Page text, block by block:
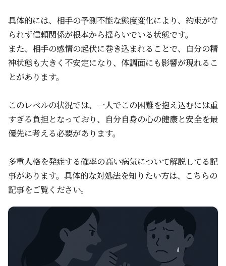
具体的には、相手の予測不能な態度変化により、約束が守
られず信頼関係が根本から揺らいでいる状態です。
また、相手の感情の起伏に巻き込まれることで、自分の精
神状態も大きく不安定になり、体調面にも影響が現れるこ
とがあります。
このレベルの状況では、一人でこの困難を抱え込むには重
すぎる負担となっており、自分自身の心の健康と安全を最
優先に考える必要があります。
多重人格を発症する確率の高い病気について解説してる記
事があります。具体的な対処法を知りたい方は、こちらの
記事をご覧ください。